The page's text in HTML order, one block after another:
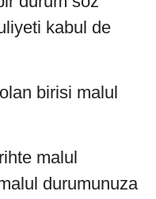
kabul de
birisi malul
malul
durumunuza